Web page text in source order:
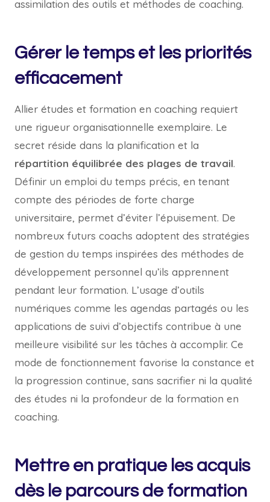
assimilation des outils et méthodes de coaching.
Gérer le temps et les priorités
efficacement
Allier études et formation en coaching requiert
une rigueur organisationnelle exemplaire. Le
secret réside dans la planification et la
répartition équilibrée des plages de travail.
Définir un emploi du temps précis, en tenant
compte des périodes de forte charge
universitaire, permet d’éviter l’épuisement. De
nombreux futurs coachs adoptent des stratégies
de gestion du temps inspirées des méthodes de
développement personnel qu’ils apprennent
pendant leur formation. L’usage d’outils
numériques comme les agendas partagés ou les
applications de suivi d’objectifs contribue à une
meilleure visibilité sur les tâches à accomplir. Ce
mode de fonctionnement favorise la constance et
la progression continue, sans sacrifier ni la qualité
des études ni la profondeur de la formation en
coaching.
Mettre en pratique les acquis
dès le parcours de formation